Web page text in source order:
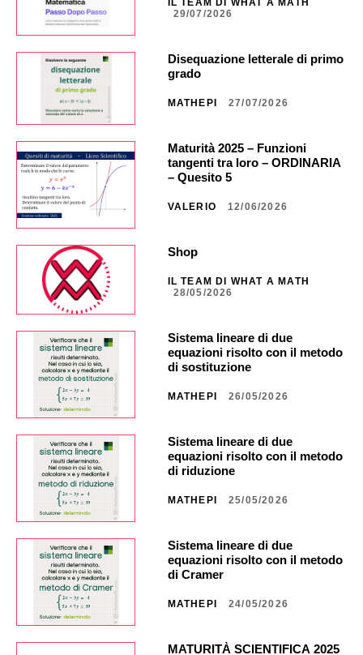
IL TEAM DI WHAT A MATH
29/07/2026
Disequazione letterale di primo
grado
MATHEPI 27/07/2026
Maturità 2025 – Funzioni
tangenti tra loro – ORDINARIA
– Quesito 5
VALERIO 12/06/2026
Shop
IL TEAM DI WHAT A MATH
28/05/2026
Sistema lineare di due
equazioni risolto con il metodo
di sostituzione
MATHEPI 26/05/2026
Sistema lineare di due
equazioni risolto con il metodo
di riduzione
MATHEPI 25/05/2026
Sistema lineare di due
equazioni risolto con il metodo
di Cramer
MATHEPI 24/05/2026
MATURITÀ SCIENTIFICA 2025